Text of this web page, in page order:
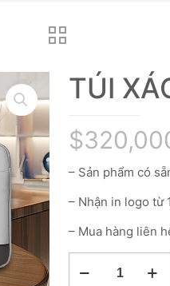
TÚI
$
– Sản phẩm có
– Nhận in logo từ
– Mua hàng liên
XÁCH